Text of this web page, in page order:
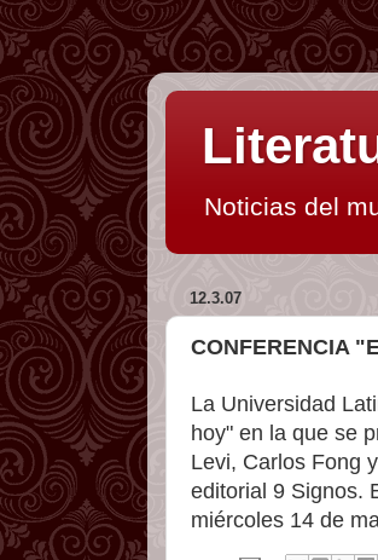
Noticias del
12.3.07
CONFERENCIA
La Universidad
hoy" en la que se
Levi, Carlos Fong
editorial 9 Signos.
miércoles 14 de